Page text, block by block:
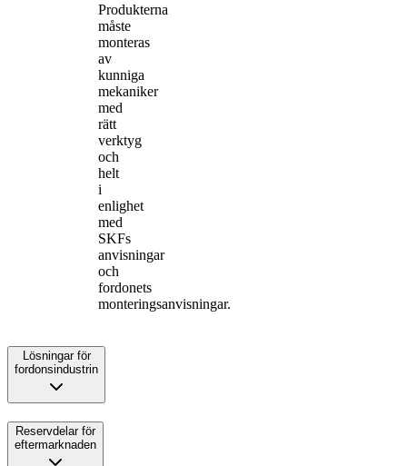
Produkterna
måste
monteras
av
kunniga
mekaniker
med
rätt
verktyg
och
helt
i
enlighet
med
SKFs
anvisningar
och
fordonets
monteringsanvisningar.
Lösningar för
fordonsindustrin
Reservdelar för
eftermarknaden